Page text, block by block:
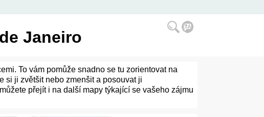
Janeiro
To vám pomůže snadno se tu zorientovat na
si ji zvětšit nebo zmenšit a posouvat ji
přejít i na další mapy týkající se vašeho zájmu